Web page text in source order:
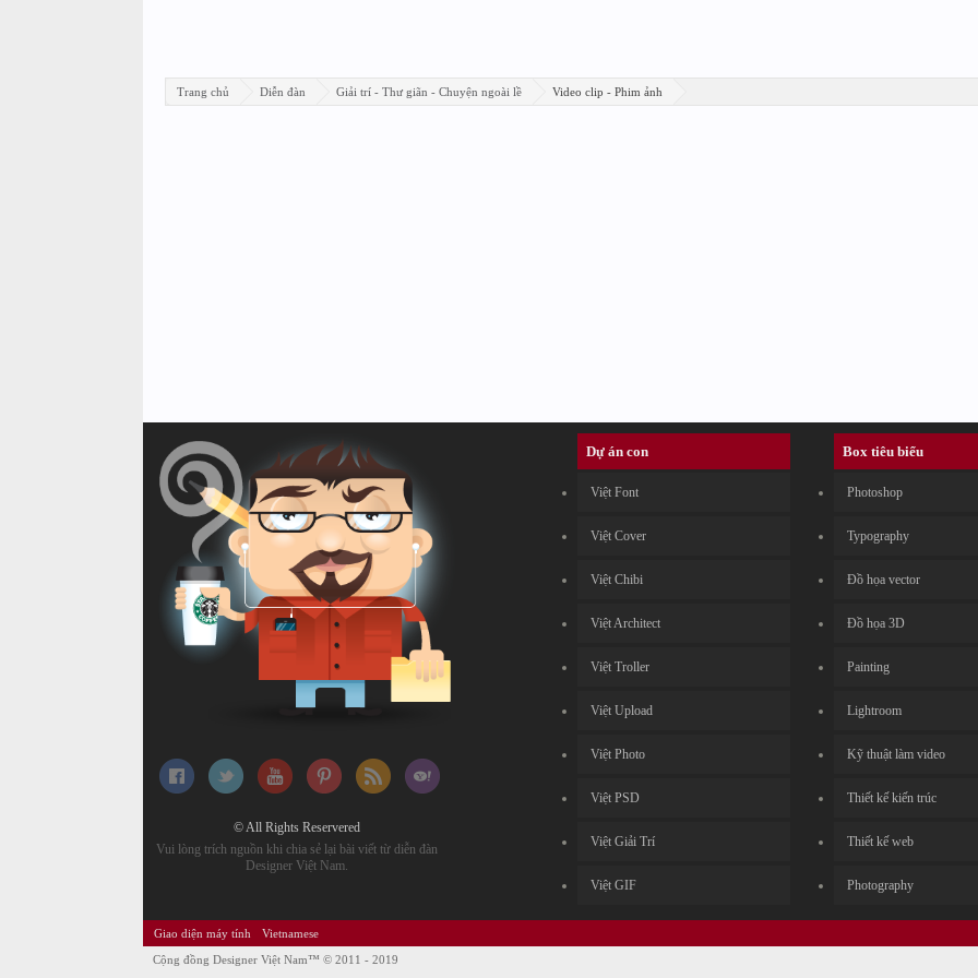
Trang chủ Diễn đàn Giải trí - Thư giãn - Chuyện ngoài lề Video clip - Phim ảnh
© All Rights Reservered
Vui lòng trích nguồn khi chia sẻ lại bài viết từ diễn đàn
Designer Việt Nam.
Dự án con
Việt Font
Việt Cover
Việt Chibi
Việt Architect
Việt Troller
Việt Upload
Việt Photo
Việt PSD
Việt Giải Trí
Việt GIF
Box tiêu biểu
Photoshop
Typography
Đồ họa vector
Đồ họa 3D
Painting
Lightroom
Kỹ thuật làm video
Thiết kế kiến trúc
Thiết kế web
Photography
Giao diện máy tính Vietnamese
Cộng đồng Designer Việt Nam™ © 2011 - 2019